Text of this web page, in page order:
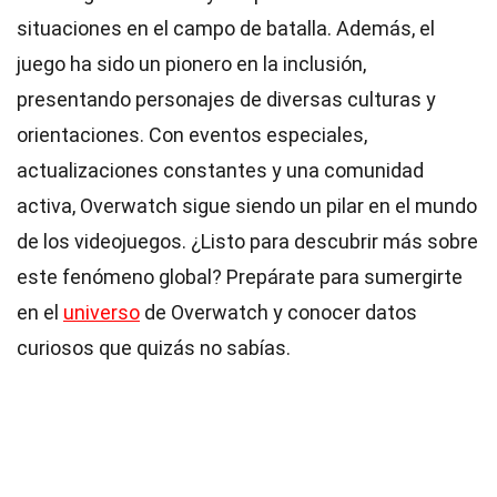
situaciones en el campo de batalla. Además, el
juego ha sido un pionero en la inclusión,
presentando personajes de diversas culturas y
orientaciones. Con eventos especiales,
actualizaciones constantes y una comunidad
activa, Overwatch sigue siendo un pilar en el mundo
de los videojuegos. ¿Listo para descubrir más sobre
este fenómeno global? Prepárate para sumergirte
en el universo de Overwatch y conocer datos
curiosos que quizás no sabías.